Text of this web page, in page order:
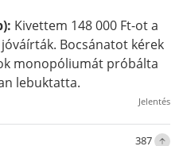
Kivettem 148 000 Ft-ot a
Bocsánatot kérek
monopóliumát próbálta
lebuktatta.
Jelentés
387